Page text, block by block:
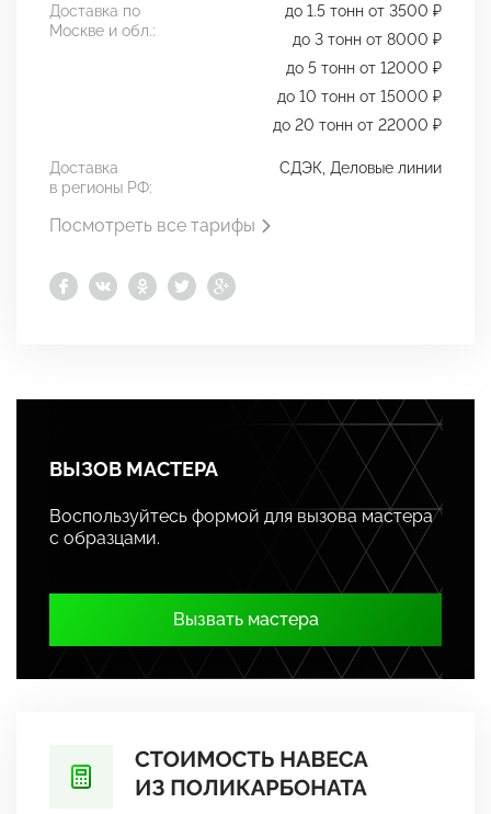
Доставка по
Москве и обл.:
до 1.5 тонн от 3500 ₽
до 3 тонн от 8000 ₽
до 5 тонн от 12000 ₽
до 10 тонн от 15000 ₽
до 20 тонн от 22000 ₽
Доставка
в регионы РФ:
СДЭК, Деловые линии
Посмотреть все тарифы
ВЫЗОВ МАСТЕРА
Воспользуйтесь формой для вызова мастера
с образцами.
Вызвать мастера